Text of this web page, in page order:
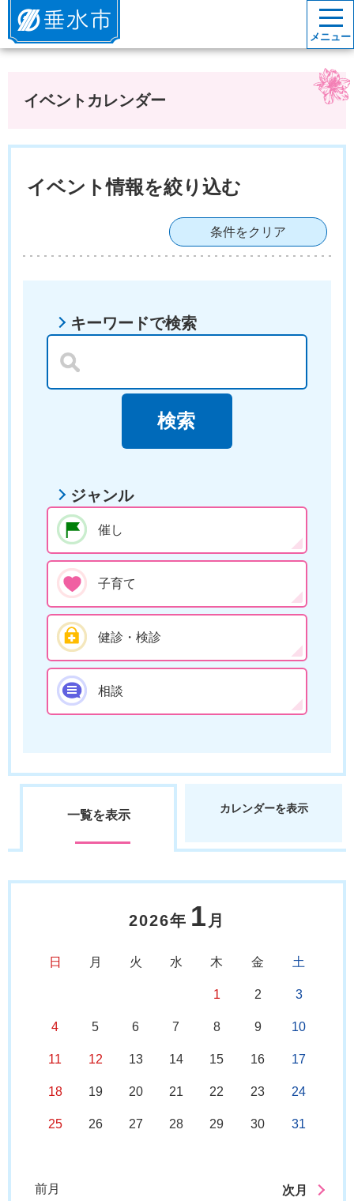
垂水市
メニュー
イベントカレンダー
イベント情報を絞り込む
条件をクリア
キーワードで検索
ジャンル
催し
子育て
健診・検診
相談
一覧を表示 カレンダーを表示
2026年 1 月
日 月 火 水 木 金 土
1 2 3
4 5 6 7 8 9 10
11 12 13 14 15 16 17
18 19 20 21 22 23 24
25 26 27 28 29 30 31
前月 次月